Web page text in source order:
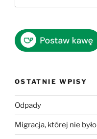
OSTATNIE WPISY
Odpady
Migracja, której nie było